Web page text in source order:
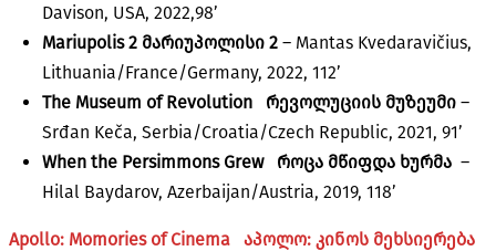
Davison, USA, 2022,98’
Mariupolis 2 მარიუპოლისი 2 – Mantas Kvedaravičius,
Lithuania/France/Germany, 2022, 112’
The Museum of Revolution რევოლუციის მუზეუმი –
Srđan Keča, Serbia/Croatia/Czech Republic, 2021, 91’
When the Persimmons Grew
როცა მწიფდა ხურმა –
Hilal Baydarov, Azerbaijan/Austria, 2019, 118’
Apollo: Momories of Cinema აპოლო: კინოს მეხსიერება